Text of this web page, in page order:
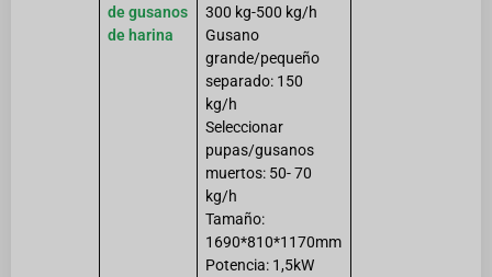
de gusanos
de harina
300 kg-500 kg/h
Gusano
grande/pequeño
separado: 150
kg/h
Seleccionar
pupas/gusanos
muertos: 50- 70
kg/h
Tamaño:
1690*810*1170mm
Potencia: 1,5kW